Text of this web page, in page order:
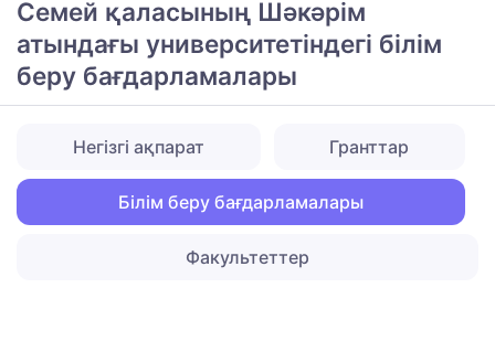
Семей қаласының Шәкәрім
атындағы университетіндегі білім
беру бағдарламалары
Негізгі ақпарат Гранттар
Білім беру бағдарламалары
Факультеттер